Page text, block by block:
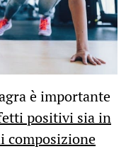
è importante
positivi sia in
composizione